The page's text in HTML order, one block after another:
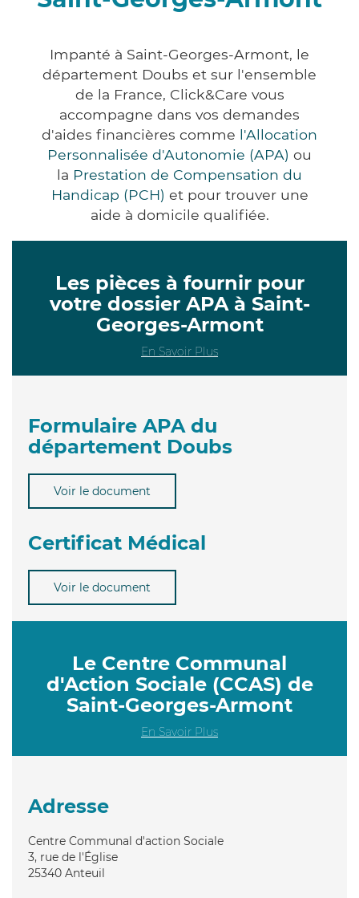
Impanté à Saint-Georges-Armont, le
département Doubs et sur l'ensemble
de la France, Click&Care vous
accompagne dans vos demandes
d'aides financières comme l'Allocation
Personnalisée d'Autonomie (APA) ou
la Prestation de Compensation du
Handicap (PCH) et pour trouver une
aide à domicile qualifiée.
Les pièces à fournir pour
votre dossier APA à Saint-
Georges-Armont
En Savoir Plus
Formulaire APA du
département Doubs
Voir le document
Certificat Médical
Voir le document
Le Centre Communal
d'Action Sociale (CCAS) de
Saint-Georges-Armont
En Savoir Plus
Adresse
Centre Communal d'action Sociale
3, rue de l'Église
25340 Anteuil